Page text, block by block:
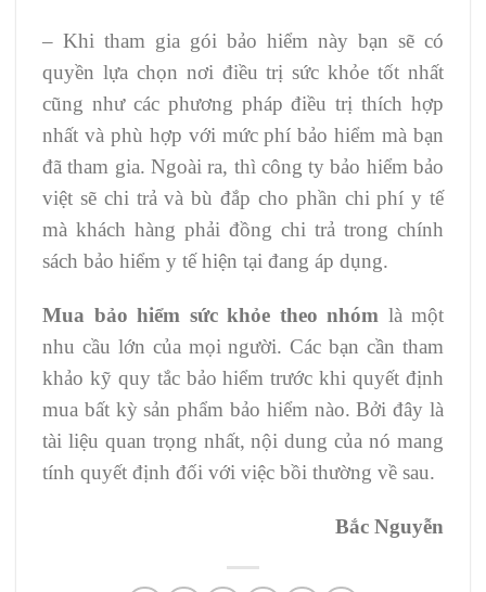
– Khi tham gia gói bảo hiểm này bạn sẽ có
quyền lựa chọn nơi điều trị sức khỏe tốt nhất
cũng như các phương pháp điều trị thích hợp
nhất và phù hợp với mức phí bảo hiểm mà bạn
đã tham gia. Ngoài ra, thì công ty bảo hiểm bảo
việt sẽ chi trả và bù đắp cho phần chi phí y tế
mà khách hàng phải đồng chi trả trong chính
sách bảo hiểm y tế hiện tại đang áp dụng.
Mua bảo hiểm sức khỏe theo nhóm là một
nhu cầu lớn của mọi người. Các bạn cần tham
khảo kỹ quy tắc bảo hiểm trước khi quyết định
mua bất kỳ sản phẩm bảo hiểm nào. Bởi đây là
tài liệu quan trọng nhất, nội dung của nó mang
tính quyết định đối với việc bồi thường về sau.
Bắc Nguyễn